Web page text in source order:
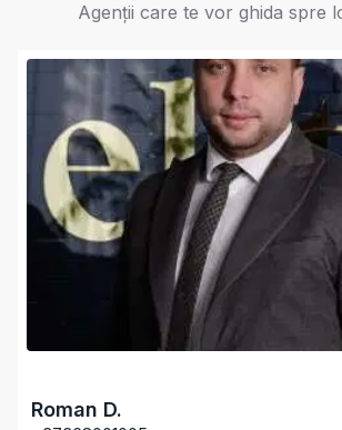
Agenții care te vor ghida spre
Roman D.